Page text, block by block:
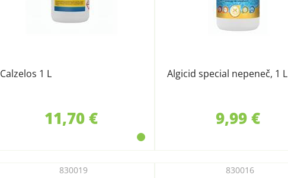
Calzelos 1 L
11,70 €
Algicid special nepeneč, 1 L
9,99 €
830019 830016